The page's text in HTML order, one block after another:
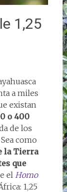
1,25
a miles
existan
o 400
de los
como
la Tierra
que
el Homo
1,25